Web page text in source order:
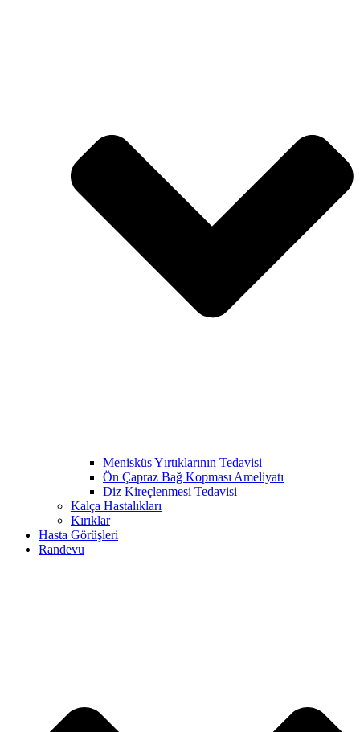
Menisküs Yırtıklarının Tedavisi
Ön Çapraz Bağ Kopması Ameliyatı
Diz Kireçlenmesi Tedavisi
Kalça Hastalıkları
Kırıklar
Hasta Görüşleri
Randevu